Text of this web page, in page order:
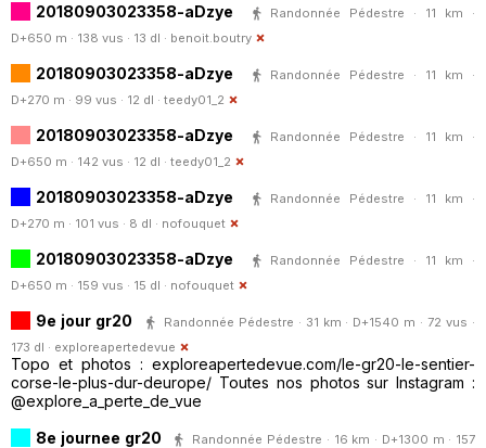
20180903023358-aDzye
Randonnée Pédestre · 11 km ·
D+650 m · 138 vus · 13 dl · benoit.boutry
20180903023358-aDzye
Randonnée Pédestre · 11 km ·
D+270 m · 99 vus · 12 dl · teedy01_2
20180903023358-aDzye
Randonnée Pédestre · 11 km ·
D+650 m · 142 vus · 12 dl · teedy01_2
20180903023358-aDzye
Randonnée Pédestre · 11 km ·
D+270 m · 101 vus · 8 dl · nofouquet
20180903023358-aDzye
Randonnée Pédestre · 11 km ·
D+650 m · 159 vus · 15 dl · nofouquet
9e jour gr20
Randonnée Pédestre · 31 km · D+1540 m · 72 vus ·
173 dl · exploreapertedevue
Topo et photos : exploreapertedevue.com/le-gr20-le-sentier-
corse-le-plus-dur-deurope/ Toutes nos photos sur Instagram :
@explore_a_perte_de_vue
8e journee gr20
Randonnée Pédestre · 16 km · D+1300 m · 157